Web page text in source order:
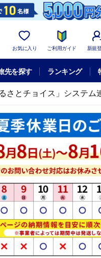
お気に入り ご利用ガイド 新規
先を探す ランキング
るさとチョイス」システム